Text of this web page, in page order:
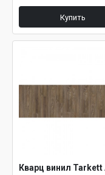
Купить
Кварц винил Tarkett